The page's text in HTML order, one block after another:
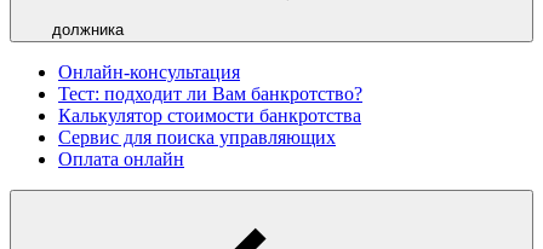
должника
Онлайн-консультация
Тест: подходит ли Вам банкротство?
Калькулятор стоимости банкротства
Сервис для поиска управляющих
Оплата онлайн